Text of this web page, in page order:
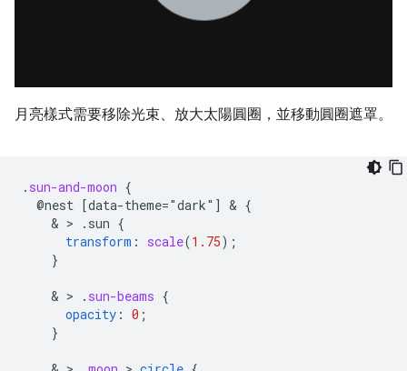
月亮樣式需要移除光束、放大太陽圓圈，並移動圓圈遮罩。
. sun-and-moon {
@nest [data-theme="dark"] & {
    & >
.sun {
transform : scale(1.75);
}
    & >
. sun-beams {
opacity : 0 ;
}